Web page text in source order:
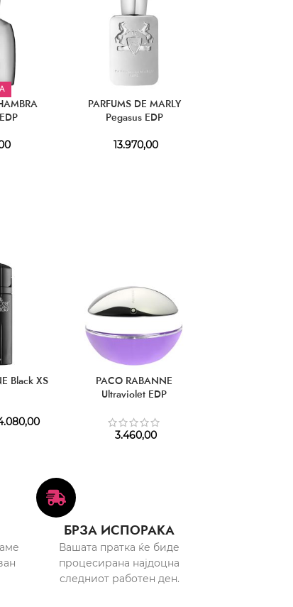
PARFUMS DE MARLY
Pegasus EDP
13.970,00
Black XS
PACO RABANNE
Ultraviolet EDP
3.460,00
БРЗА ИСПОРАКА
Вашата пратка ќе биде
процесирана најдоцна
следниот работен ден.